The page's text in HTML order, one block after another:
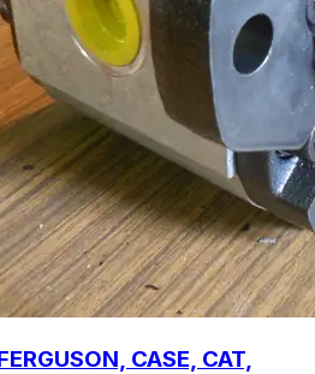
CASE, CAT,